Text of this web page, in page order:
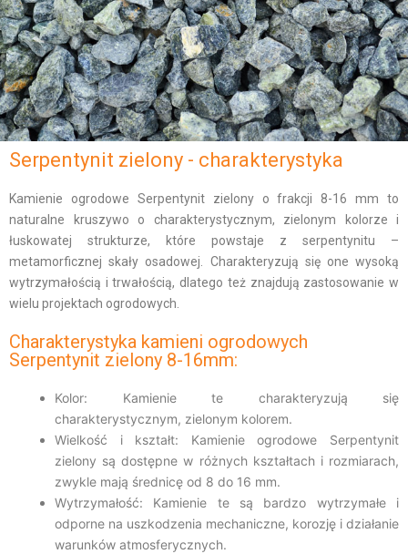
Serpentynit zielony​ - charakterystyka
Kamienie ogrodowe Serpentynit zielony o frakcji 8-16 mm to
naturalne kruszywo o charakterystycznym, zielonym kolorze i
łuskowatej strukturze, które powstaje z serpentynitu –
metamorficznej skały osadowej. Charakteryzują się one wysoką
wytrzymałością i trwałością, dlatego też znajdują zastosowanie w
wielu projektach ogrodowych.
Charakterystyka kamieni ogrodowych
Serpentynit zielony 8-16mm:
Kolor: Kamienie te charakteryzują się
charakterystycznym, zielonym kolorem.
Wielkość i kształt: Kamienie ogrodowe Serpentynit
zielony są dostępne w różnych kształtach i rozmiarach,
zwykle mają średnicę od 8 do 16 mm.
Wytrzymałość: Kamienie te są bardzo wytrzymałe i
odporne na uszkodzenia mechaniczne, korozję i działanie
warunków atmosferycznych.